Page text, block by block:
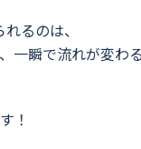
るのは、
瞬で流れが変わ
！